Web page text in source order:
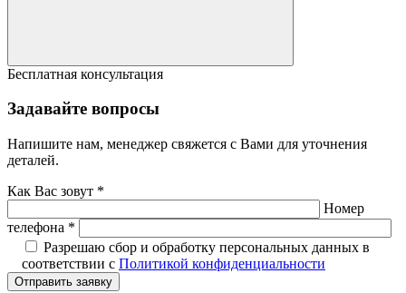
Бесплатная консультация
Задавайте вопросы
Напишите нам, менеджер свяжется с Вами для уточнения
деталей.
Как Вас зовут *
Номер
телефона *
Разрешаю сбор и обработку персональных данных в
соответствии с Политикой конфиденциальности
Отправить заявку